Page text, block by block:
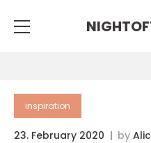
inspiration
23. February 2020 by